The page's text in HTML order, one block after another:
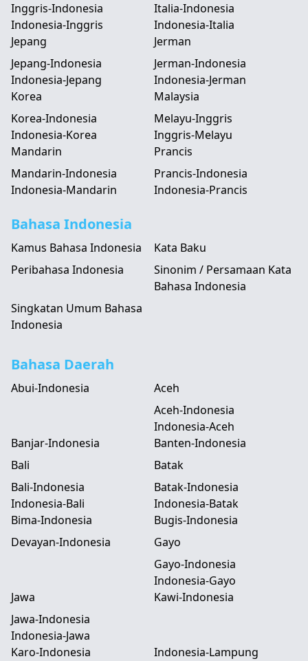
Inggris-Indonesia
Indonesia-Inggris
Italia-Indonesia
Indonesia-Italia
Jepang
Jepang-Indonesia
Indonesia-Jepang
Jerman
Jerman-Indonesia
Indonesia-Jerman
Korea
Korea-Indonesia
Indonesia-Korea
Malaysia
Melayu-Inggris
Inggris-Melayu
Mandarin
Mandarin-Indonesia
Indonesia-Mandarin
Prancis
Prancis-Indonesia
Indonesia-Prancis
Bahasa Indonesia
Kamus Bahasa Indonesia
Kata Baku
Peribahasa Indonesia
Sinonim / Persamaan Kata
Bahasa Indonesia
Singkatan Umum Bahasa
Indonesia
Bahasa Daerah
Abui-Indonesia
Aceh
Aceh-Indonesia
Indonesia-Aceh
Banjar-Indonesia
Banten-Indonesia
Bali
Bali-Indonesia
Indonesia-Bali
Batak
Batak-Indonesia
Indonesia-Batak
Bima-Indonesia
Bugis-Indonesia
Devayan-Indonesia
Gayo
Gayo-Indonesia
Indonesia-Gayo
Jawa
Jawa-Indonesia
Indonesia-Jawa
Kawi-Indonesia
Karo-Indonesia
Indonesia-Lampung